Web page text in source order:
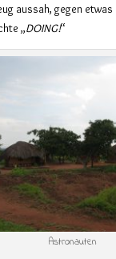
aussah, gegen
„DOING!“
Astronauten